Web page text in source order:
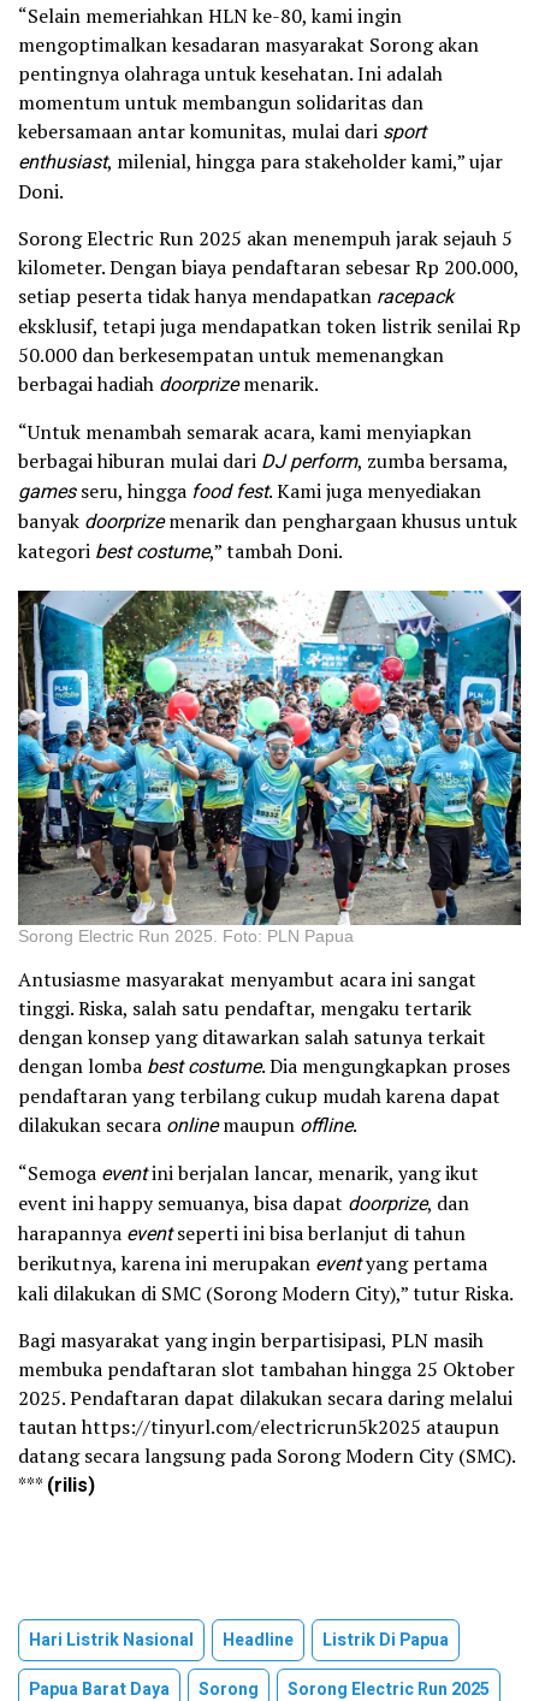
“Selain memeriahkan HLN ke-80, kami ingin
mengoptimalkan kesadaran masyarakat Sorong akan
pentingnya olahraga untuk kesehatan. Ini adalah
momentum untuk membangun solidaritas dan
kebersamaan antar komunitas, mulai dari sport
enthusiast, milenial, hingga para stakeholder kami,” ujar
Doni.
Sorong Electric Run 2025 akan menempuh jarak sejauh 5
kilometer. Dengan biaya pendaftaran sebesar Rp 200.000,
setiap peserta tidak hanya mendapatkan racepack
eksklusif, tetapi juga mendapatkan token listrik senilai Rp
50.000 dan berkesempatan untuk memenangkan
berbagai hadiah doorprizemenarik.
“Untuk menambah semarak acara, kami menyiapkan
berbagai hiburan mulai dari DJ perform, zumba bersama,
gamesseru, hingga food fest. Kami juga menyediakan
banyak doorprizemenarik dan penghargaan khusus untuk
kategori best costume,” tambah Doni.
Sorong Electric Run 2025. Foto: PLN Papua
Antusiasme masyarakat menyambut acara ini sangat
tinggi. Riska, salah satu pendaftar, mengaku tertarik
dengan konsep yang ditawarkan salah satunya terkait
dengan lomba best costume. Dia mengungkapkan proses
pendaftaran yang terbilang cukup mudah karena dapat
dilakukan secara onlinemaupun offline.
“Semoga eventini berjalan lancar, menarik, yang ikut
event ini happy semuanya, bisa dapat doorprize, dan
harapannya eventseperti ini bisa berlanjut di tahun
berikutnya, karena ini merupakan eventyang pertama
kali dilakukan di SMC (Sorong Modern City),” tutur Riska.
Bagi masyarakat yang ingin berpartisipasi, PLN masih
membuka pendaftaran slot tambahan hingga 25 Oktober
2025. Pendaftaran dapat dilakukan secara daring melalui
tautan https://tinyurl.com/electricrun5k2025 ataupun
datang secara langsung pada Sorong Modern City (SMC).
*** (rilis)
Hari Listrik Nasional Headline
Listrik Di Papua
Papua Barat Daya
Sorong Sorong Electric Run 2025